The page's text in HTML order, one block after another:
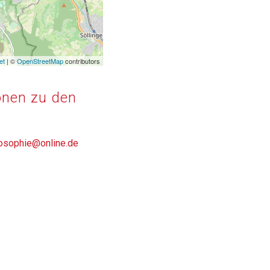
| ©OpenStreetMapcontributors
zu den